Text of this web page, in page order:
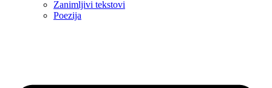
Zanimljivi tekstovi
Poezija